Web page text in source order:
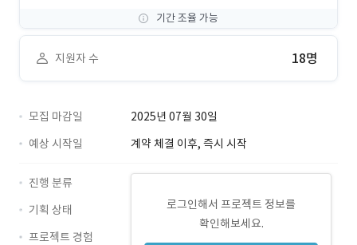
기간 조율 가능
지원자 수 18명
모집 마감일
2025년 07월 30일
예상 시작일
계약 체결 이후, 즉시 시작
로그인해서 프로젝트 정보를
확인해보세요.
진행 분류
기획 상태
프로젝트 경험